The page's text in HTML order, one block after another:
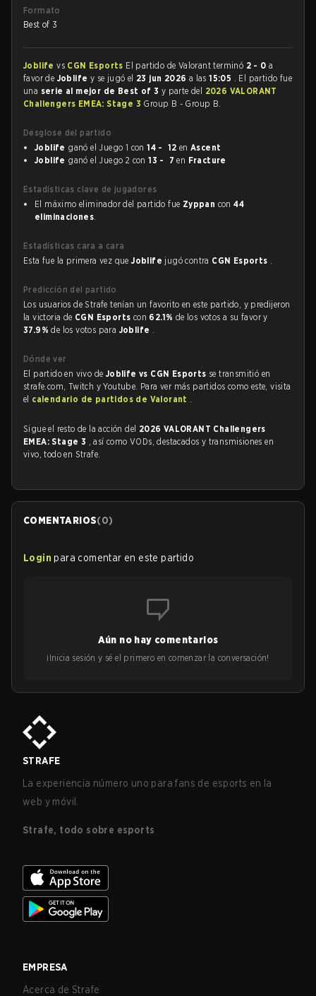
Formato
Best of 3
Joblifevs CGN Esports El partido de Valorant terminó 2 - 0 a
favor de Joblife y se jugó el 23 jun 2026 a las15:05 . El partido fue
una serie al mejor de Best of 3 y parte del 2026 VALORANT
Challengers EMEA: Stage 3 Group B - Group B.
Desglose del partido
Joblife ganó el Juego 1 con14 - 12 enAscent
Joblife ganó el Juego 2 con13 - 7 en Fracture
Estadísticas clave de jugadores
El máximo eliminador del partido fue Zyppan con44
eliminaciones.
Estadísticas cara a cara
Esta fue la primera vez queJoblife jugó contra CGN Esports .
Predicción del partido
Los usuarios de Strafe tenían un favorito en este partido, y predijeron
la victoria de CGN Esports con 62.1% de los votos a su favor y
37.9%de los votos para Joblife .
Dónde ver
El partido en vivo de Joblife vs CGN Esports se transmitió en
strafe.com, Twitch y Youtube. Para ver más partidos como este, visita
el calendario de partidos de Valorant .
Sigue el resto de la acción del 2026 VALORANT Challengers
EMEA: Stage 3 , así como VODs, destacados y transmisiones en
vivo, todo en Strafe.
COMENTARIOS(0)
Login para comentar en este partido
Aún no hay comentarios
¡Inicia sesión y sé el primero en comenzar la conversación!
STRAFE
La experiencia número uno para fans de esports en la
web y móvil.
Strafe, todo sobre esports
EMPRESA
Acerca de Strafe